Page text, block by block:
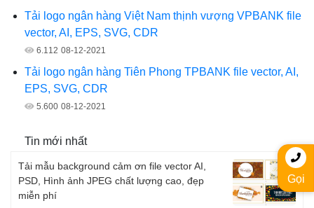
Tải logo ngân hàng Việt Nam thịnh vượng VPBANK file
vector, AI, EPS, SVG, CDR
6.112 08-12-2021
Tải logo ngân hàng Tiên Phong TPBANK file vector, AI,
EPS, SVG, CDR
5.600 08-12-2021
Tin mới nhất
Tải mẫu background cảm ơn file vector AI,
PSD, Hình ảnh JPEG chất lượng cao, đẹp
miễn phí
Gọi